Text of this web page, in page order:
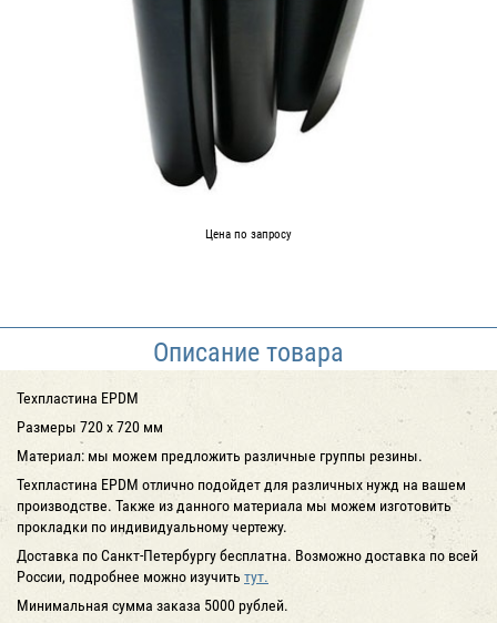
Цена по запросу
Описание товара
Техпластина EPDM
Размеры 720 x 720 мм
Материал: мы можем предложить различные группы резины.
Техпластина EPDM отлично подойдет для различных нужд на вашем
производстве. Также из данного материала мы можем изготовить
прокладки по индивидуальному чертежу.
Доставка по Санкт-Петербургубесплатна. Возможно доставка по всей
России, подробнее можно изучить тут.
Минимальная сумма заказа 5000 рублей.